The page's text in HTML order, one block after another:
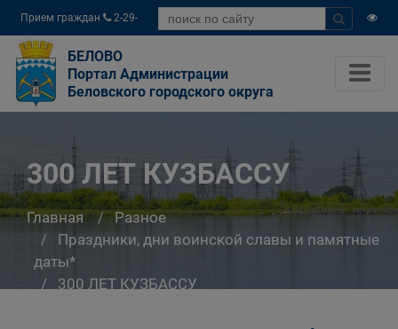
Прием граждан
2-29-
04
БЕЛОВО
Портал Администрации
Беловского городского округа
300 ЛЕТ КУЗБАССУ
Главная
Разное
Праздники, дни воинской славы и памятные
даты*
300 ЛЕТ КУЗБАССУ